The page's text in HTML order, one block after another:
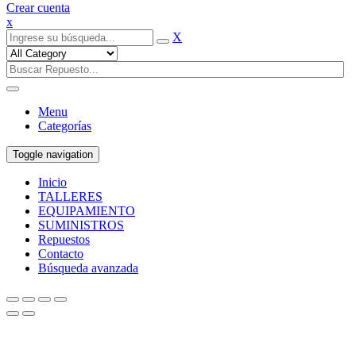
Crear cuenta
x
X
Menu
Categorías
Toggle navigation
Inicio
TALLERES
EQUIPAMIENTO
SUMINISTROS
Repuestos
Contacto
Búsqueda avanzada